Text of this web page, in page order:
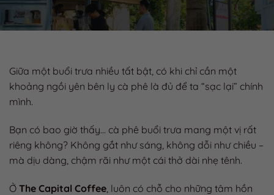
Giữa một buổi trưa nhiều tất bật, có khi chỉ cần một
khoảng ngồi yên bên ly cà phê là đủ để ta “sạc lại” chính
mình.
Bạn có bao giờ thấy… cà phê buổi trưa mang một vị rất
riêng không? Không gắt như sáng, không dỗi như chiều –
mà dịu dàng, chậm rãi như một cái thở dài nhẹ tênh.
Ở The Capital Coffee , luôn có chỗ cho những tâm hồn